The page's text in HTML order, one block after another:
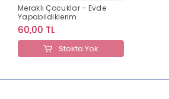
Meraklı Çocuklar - Evde
Yapabildiklerim
60,00 TL
Stokta Yok